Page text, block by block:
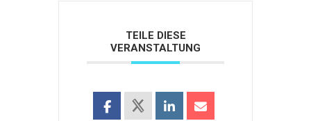
TEILE DIESE
VERANSTALTUNG